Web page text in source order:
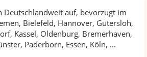
Deutschlandweit auf, bevorzugt im
Bielefeld, Hannover, Gütersloh,
Kassel, Oldenburg, Bremerhaven,
Paderborn, Essen, Köln, ...